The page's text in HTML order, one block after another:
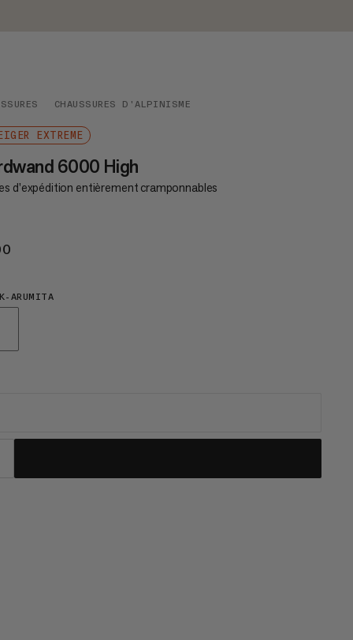
CHAUSSURES D'ALPINISME
EIGER EXTREME
6000 High
d'expédition entièrement cramponnables
ARUMITA